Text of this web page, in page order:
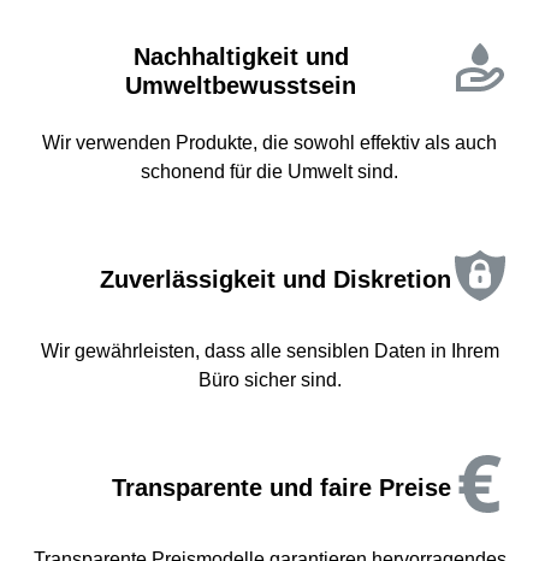
Nachhaltigkeit und
Umweltbewusstsein
Wir verwenden Produkte, die sowohl effektiv als auch
schonend für die Umwelt sind.
Zuverlässigkeit und Diskretion
Wir gewährleisten, dass alle sensiblen Daten in Ihrem
Büro sicher sind.
Transparente und faire Preise